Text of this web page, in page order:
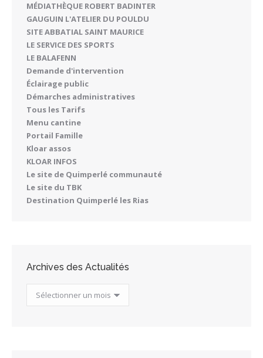
MÉDIATHÈQUE ROBERT BADINTER
GAUGUIN L'ATELIER DU POULDU
SITE ABBATIAL SAINT MAURICE
LE SERVICE DES SPORTS
LE BALAFENN
Demande d'intervention
Éclairage public
Démarches administratives
Tous les Tarifs
Menu cantine
Portail Famille
Kloar assos
KLOAR INFOS
Le site de Quimperlé communauté
Le site du TBK
Destination Quimperlé les Rias
Archives des Actualités
Archives
des